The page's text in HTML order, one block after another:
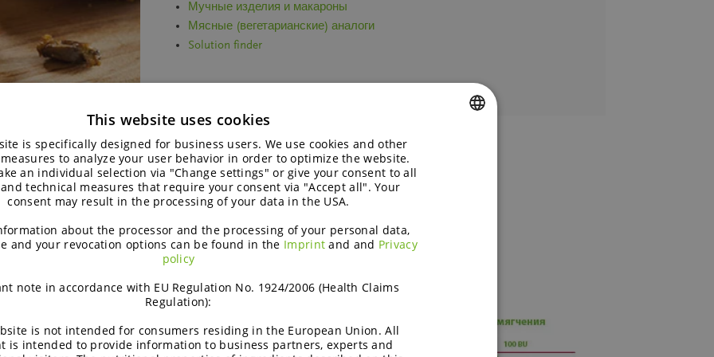
Мучные изделия и макароны
Мясные (вегетарианские) аналоги
Solution finder
теста
нужный
виде.
белков. Благодаря
его
This website uses cookies
is specifically designed for business users. We use cookies and other
to analyze your user behavior in order to optimize the website.
an individual selection via "Change settings" or give your consent to all
technical measures that require your consent via "Accept all". Your
consent may result in the processing of your data in the USA.
about the processor and the processing of your personal data,
and your revocation options can be found in the Imprint and and Privacy
policy
note in accordance with EU Regulation No. 1924/2006 (Health Claims
Regulation):
is not intended for consumers residing in the European Union. All
is intended to provide information to business partners, experts and